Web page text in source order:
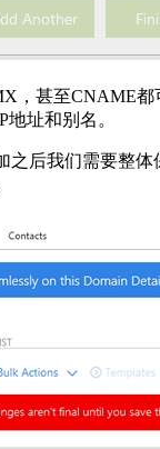
，甚至CNAME都
址和别名。
之后我们需要整体